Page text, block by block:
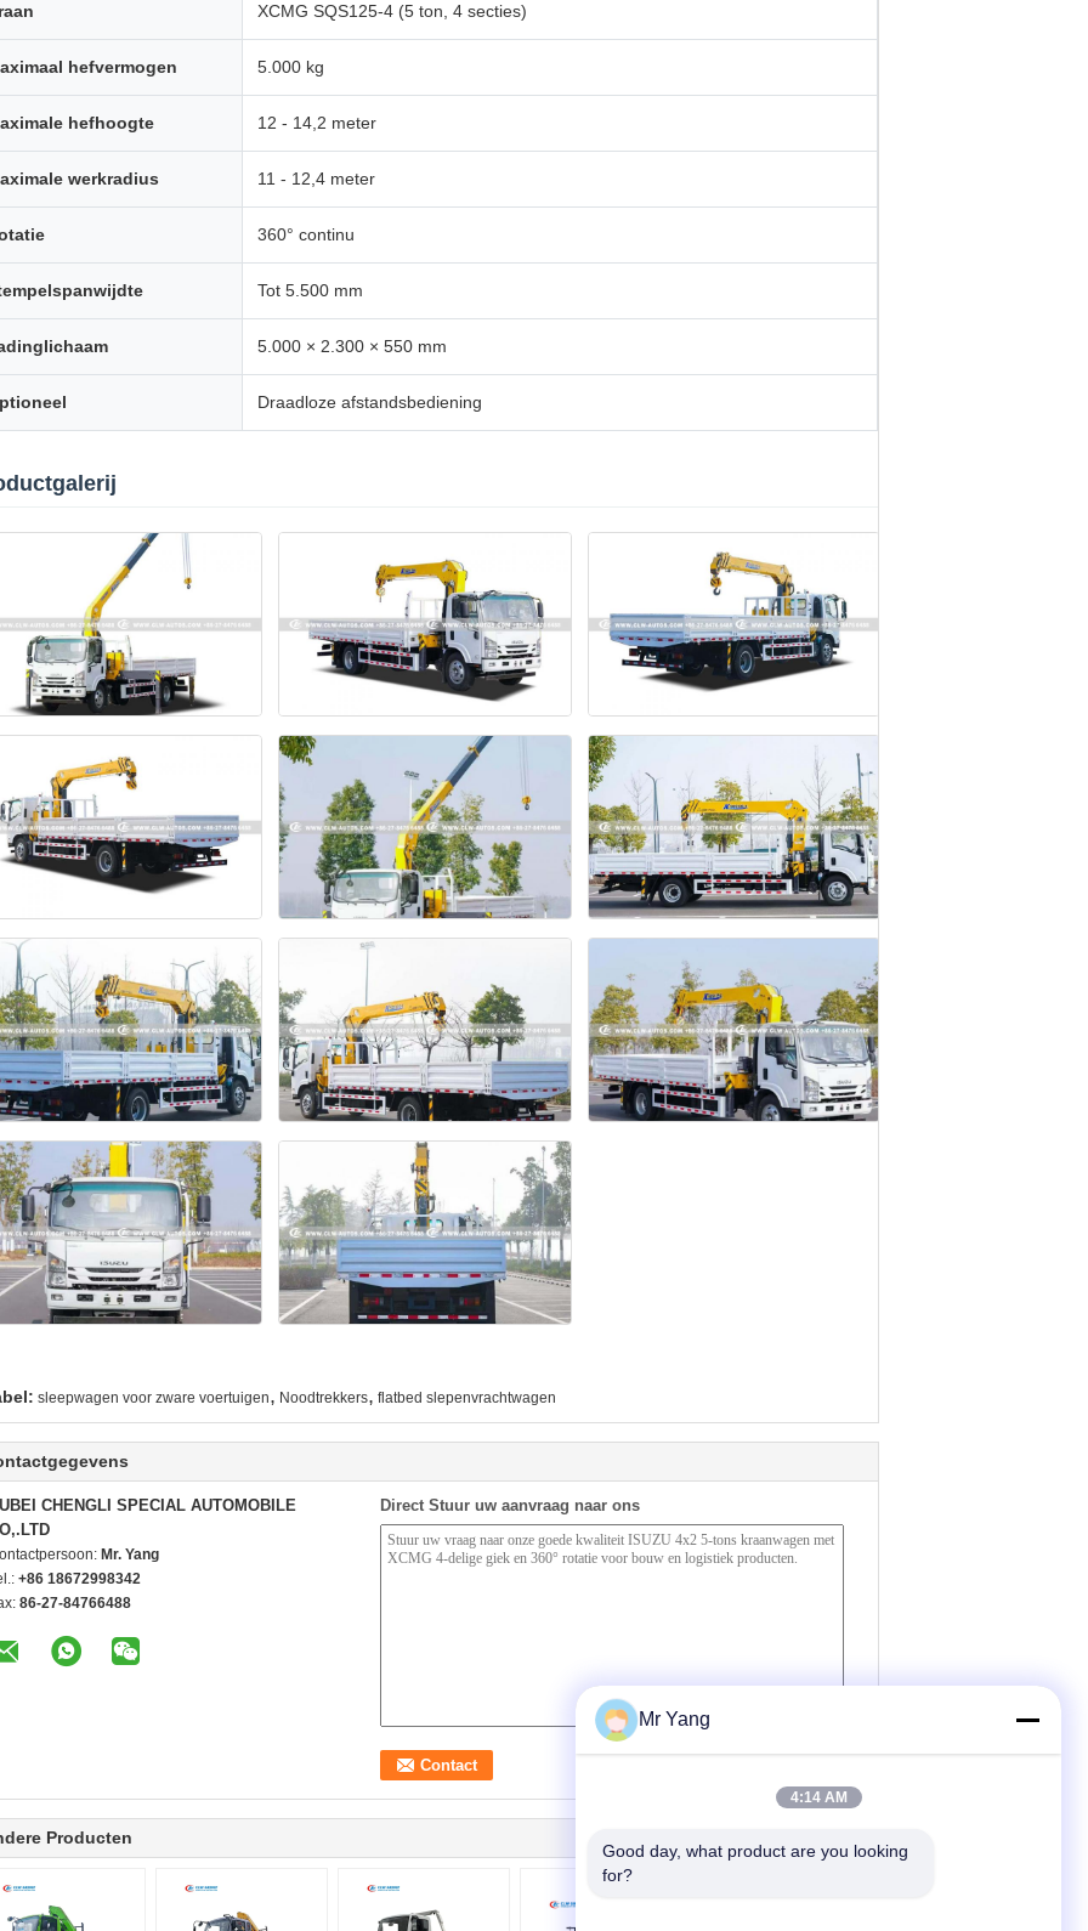
XCMG SQS125-4 (5 ton, 4 secties)
hefvermogen 5.000 kg
hefhoogte 12 - 14,2 meter
werkradius 11 - 12,4 meter
360° continu
Tot 5.500 mm
5.000 × 2.300 × 550 mm
Draadloze afstandsbediening
sleepwagen voor zware voertuigen, Noodtrekkers, flatbed slepenvrachtwagen
CHENGLI SPECIAL AUTOMOBILE
Mr. Yang
+86 18672998342
86-27-84766488
Direct Stuur uw aanvraag naar ons
Producten
Mr Yang
4:14 AM
Good day, what product are you looking
for?